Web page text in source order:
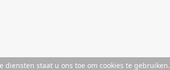
diensten staat u ons toe om cookies te gebruiken.